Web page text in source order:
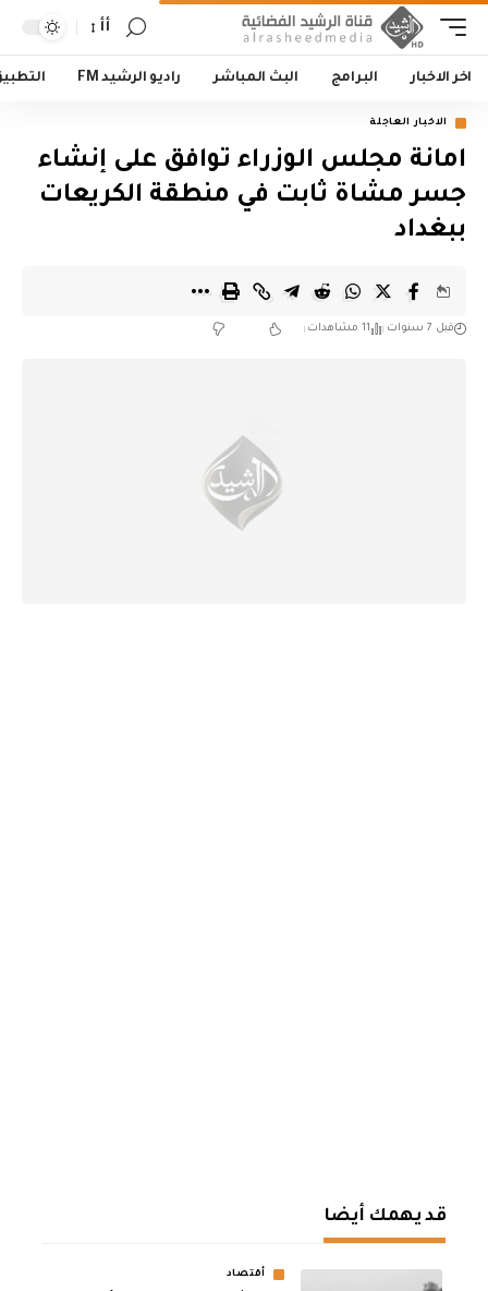
أأ
اخر الاخبار البرامج البث المباشر راديو الرشيد FM
الاخبار العاجلة
امانة مجلس الوزراء توافق على إنشاء
جسر مشاة ثابت في منطقة الكريعات
ببغداد
قبل 7 سنوات 11 مشاهدات
قد يهمك أيضا
أقتصاد